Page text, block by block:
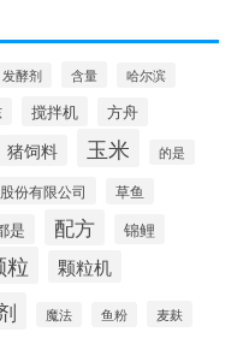
发酵剂 含量 哈尔滨
搅拌机 方舟
猪饲料 玉米 的是
股份有限公司 草鱼
是 配方 锦鲤
粒 颗粒机
魔法 鱼粉 麦麸